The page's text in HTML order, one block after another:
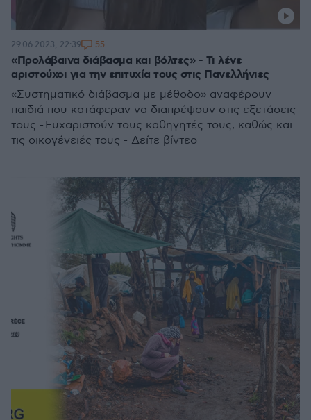
«Προλάβαινα διάβασμα και βόλτες» - Τι λένε
αριστούχοι για την επιτυχία τους στις Πανελλήνιες
«Συστηματικό διάβασμα με μέθοδο» αναφέρουν
παιδιά που κατάφεραν να διαπρέψουν στις εξετάσεις
τους - Ευχαριστούν τους καθηγητές τους, καθώς και
τις οικογένειές τους - Δείτε βίντεο
29.06.2023, 22:39 55